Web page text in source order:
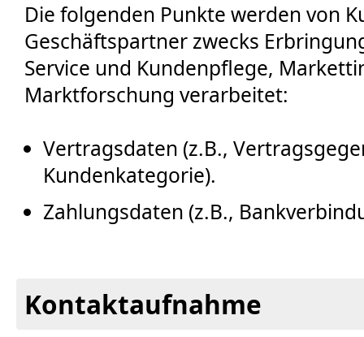
Die folgenden Punkte werden von
Geschäftspartner zwecks
Service und Kundenpflege,
Marktforschung verarbeitet:
Vertragsdaten (z.B.,
Kundenkategorie).
Zahlungsdaten (z.B.,
Kontaktaufnahme